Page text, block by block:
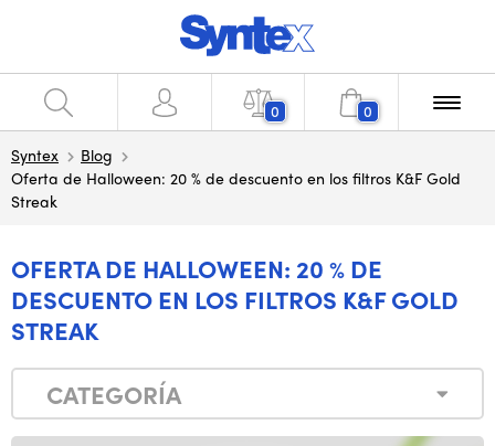
0 0
Syntex
Blog
Oferta de Halloween: 20 % de descuento en los filtros K&F Gold
Streak
OFERTA DE HALLOWEEN: 20 % DE
DESCUENTO EN LOS FILTROS K&F GOLD
STREAK
CATEGORÍA